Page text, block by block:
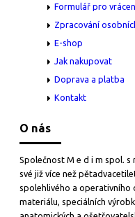
Formulář pro
Zpracování
E-shop
Jak nakupovat
Doprava a platba
Kontakt
O nás
Společnost M e d i m spol. s
své již více než
spolehlivého a operativního
materiálu, speciálních